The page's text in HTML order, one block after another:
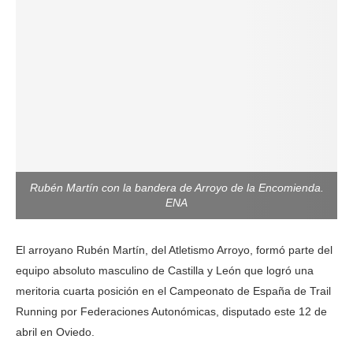
Rubén Martín con la bandera de Arroyo de la Encomienda.
ENA
El arroyano Rubén Martín, del Atletismo Arroyo, formó parte del
equipo absoluto masculino de Castilla y León que logró una
meritoria cuarta posición en el Campeonato de España de Trail
Running por Federaciones Autonómicas, disputado este 12 de
abril en Oviedo.